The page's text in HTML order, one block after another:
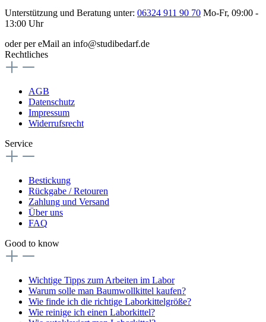
Unterstützung und Beratung unter: 06324 911 90 70 Mo-Fr, 09:00 -
13:00 Uhr
oder per eMail an info@studibedarf.de
Rechtliches
AGB
Datenschutz
Impressum
Widerrufsrecht
Service
Bestickung
Rückgabe / Retouren
Zahlung und Versand
Über uns
FAQ
Good to know
Wichtige Tipps zum Arbeiten im Labor
Warum solle man Baumwollkittel kaufen?
Wie finde ich die richtige Laborkittelgröße?
Wie reinige ich einen Laborkittel?